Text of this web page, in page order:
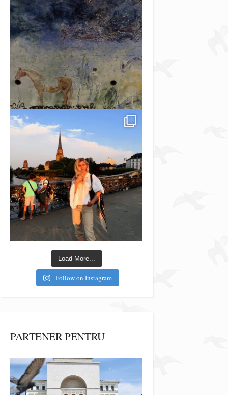
Load More...
Follow on Instagram
PARTENER PENTRU